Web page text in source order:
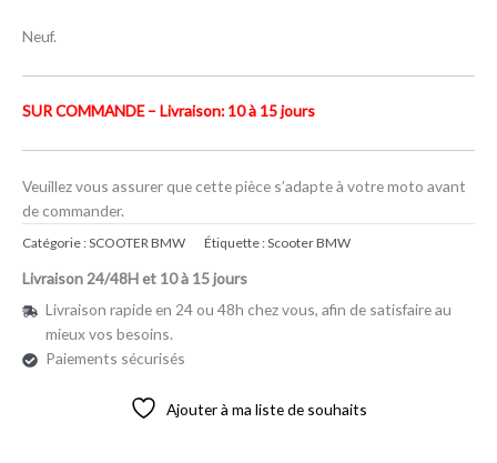
Neuf.
SUR COMMANDE – Livraison: 10 à 15 jours
Veuillez vous assurer que cette pièce s’adapte à votre moto avant
de commander.
Catégorie :SCOOTER BMW Étiquette :Scooter BMW
Livraison 24/48H et 10 à 15 jours
Livraison rapide en 24 ou 48h chez vous, afin de satisfaire au
mieux vos besoins.
Paiements sécurisés
Ajouter à ma liste de souhaits